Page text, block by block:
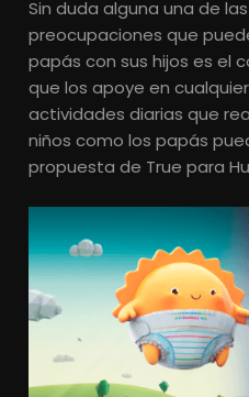
Sin duda alguna una de
preocupaciones que
papás con sus hijos es el
que los apoye en
actividades diarias que
niños como los papás
propuesta de True para